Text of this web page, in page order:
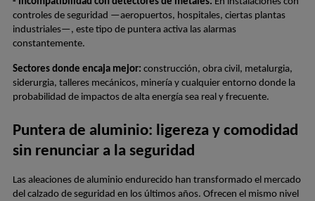
controles de seguridad —aeropuertos, hospitales, ciertas plantas
industriales—, este tipo de puntera activa las alarmas
constantemente.
Sectores donde encaja mejor: construcción, obra civil, metalurgia,
siderurgia, talleres mecánicos, minería y cualquier entorno donde la
probabilidad de impactos de alta energía sea real y frecuente.
Puntera de aluminio: ligereza y comodidad
sin renunciar a la seguridad
Las aleaciones de aluminio endurecido han transformado el mercado
del calzado de seguridad en los últimos años. Ofrecen el mismo nivel